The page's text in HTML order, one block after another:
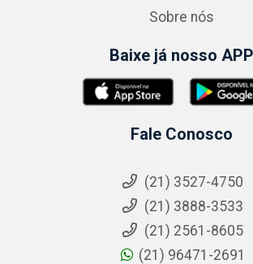
Sobre nós
Baixe já nosso APP
Fale Conosco
(21) 3527-4750
(21) 3888-3533
(21) 2561-8605
(21) 96471-2691